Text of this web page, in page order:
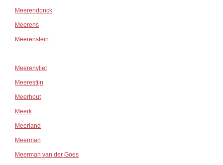
Meerendonck
Meerens
Meerenstein
Meerenvliet
Meerestijn
Meerhout
Meerk
Meerland
Meerman
Meerman van der Goes